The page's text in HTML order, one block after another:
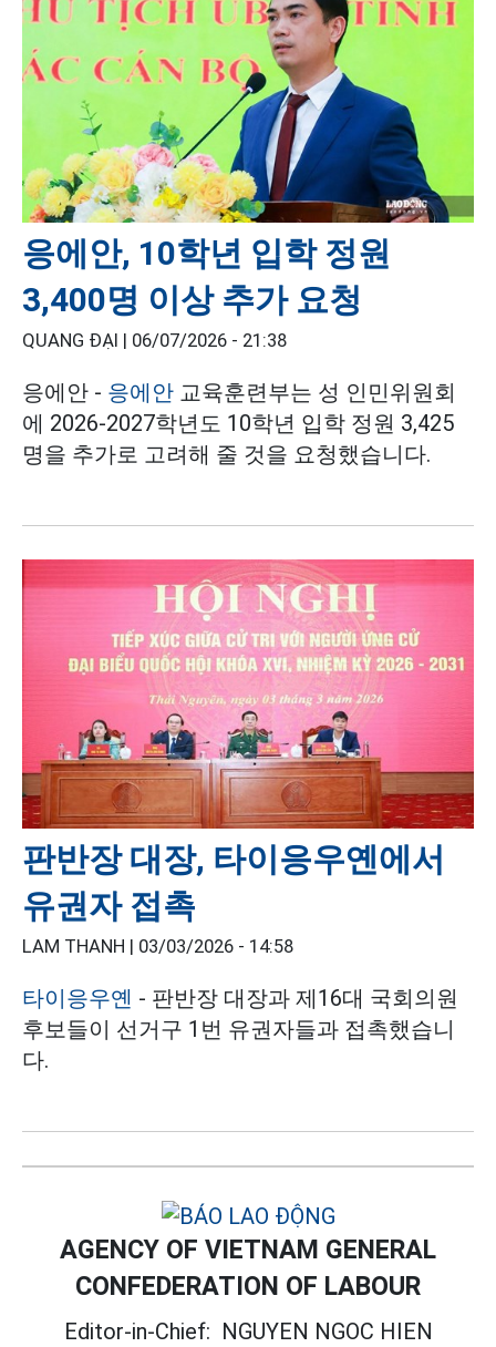
응에안, 10학년 입학 정원
3,400명 이상 추가 요청
QUANG ĐẠI | 06/07/2026 - 21:38
응에안 - 응에안 교육훈련부는 성 인민위원회
에 2026-2027학년도 10학년 입학 정원 3,425
명을 추가로 고려해 줄 것을 요청했습니다.
판반장 대장, 타이응우옌에서
유권자 접촉
LAM THANH | 03/03/2026 - 14:58
타이응우옌 - 판반장 대장과 제16대 국회의원
후보들이 선거구 1번 유권자들과 접촉했습니
다.
AGENCY OF VIETNAM GENERAL
CONFEDERATION OF LABOUR
Editor-in-Chief: NGUYEN NGOC HIEN